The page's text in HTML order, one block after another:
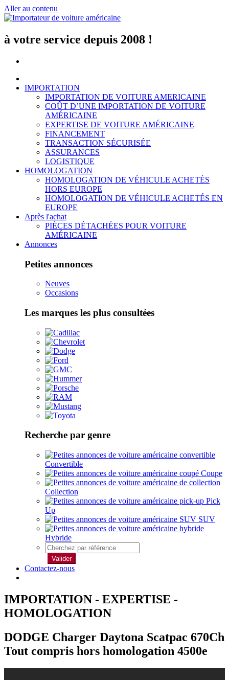
Aller au contenu
à votre service depuis 2008 !
IMPORTATION
IMPORTATION DE VOITURE AMERICAINE
COÛT D’UNE IMPORTATION DE VOITURE
AMÉRICAINE
EXPERTISE DE VOITURE AMÉRICAINE
FINANCEMENT
TRANSACTION SÉCURISÉE
ASSURANCES
LOGISTIQUE
HOMOLOGATION
HOMOLOGATION DE VÉHICULE ACHETÉS
HORS EUROPE
HOMOLOGATION DE VÉHICULE ACHETÉS EN
EUROPE
Après l'achat
PIÈCES DÉTACHÉES POUR VOITURE
AMÉRICAINE
Annonces
Petites annonces
Neuves
Occasions
Les marques les plus consultées
Recherche par genre
Convertible
Coupe
Collection
Pick
Up
SUV
Hybride
Valider
Contactez-nous
IMPORTATION - EXPERTISE -
HOMOLOGATION
DODGE Charger Daytona Scatpac 670Ch
Tout compris hors homologation 4500e